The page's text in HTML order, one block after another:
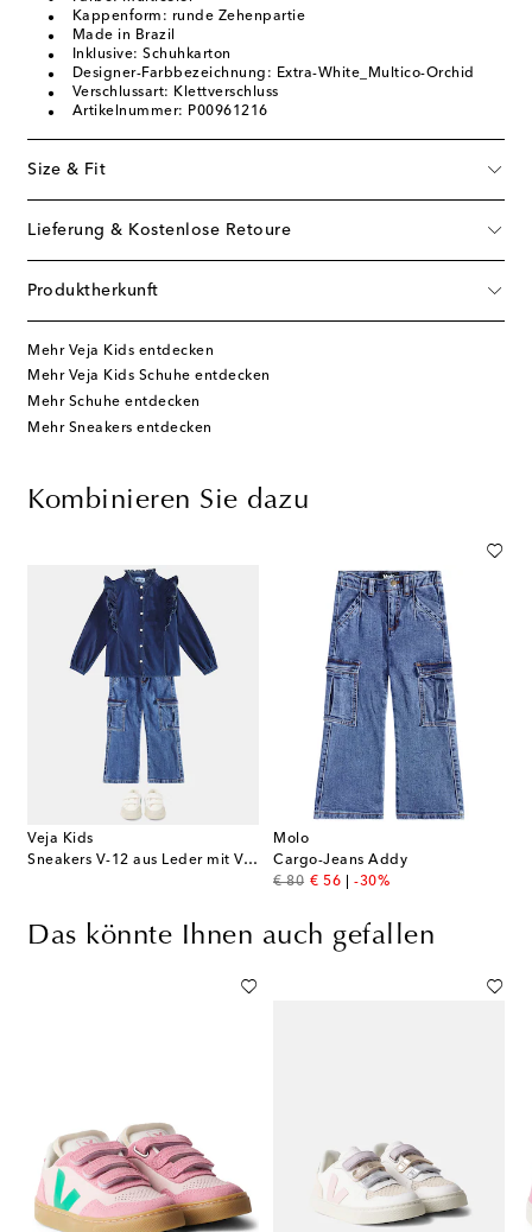
Kappenform: runde Zehenpartie
Made in Brazil
Inklusive: Schuhkarton
Designer-Farbbezeichnung: Extra-White_Multico-Orchid
Verschlussart: Klettverschluss
Artikelnummer: P00961216
Size & Fit
Lieferung & Kostenlose Retoure
Produktherkunft
Mehr Veja Kids entdecken
Mehr Veja Kids Schuhe entdecken
Mehr Schuhe entdecken
Mehr Sneakers entdecken
Kombinieren Sie dazu
Veja Kids
Sneakers V-12 aus Leder mit Veloursleder
Molo
Cargo-Jeans Addy
€ 80
original price
€ 56
discount price
-30%
Das könnte Ihnen auch gefallen